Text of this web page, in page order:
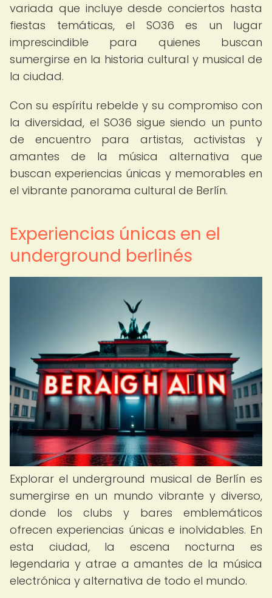
variada que incluye desde conciertos hasta
fiestas temáticas, el SO36 es un lugar
imprescindible para quienes buscan
sumergirse en la historia cultural y musical de
la ciudad.
Con su espíritu rebelde y su compromiso con
la diversidad, el SO36 sigue siendo un punto
de encuentro para artistas, activistas y
amantes de la música alternativa que
buscan experiencias únicas y memorables en
el vibrante panorama cultural de Berlín.
Experiencias únicas en el
underground berlinés
Explorar el underground musical de Berlín es
sumergirse en un mundo vibrante y diverso,
donde los clubs y bares emblemáticos
ofrecen experiencias únicas e inolvidables. En
esta ciudad, la escena nocturna es
legendaria y atrae a amantes de la música
electrónica y alternativa de todo el mundo.